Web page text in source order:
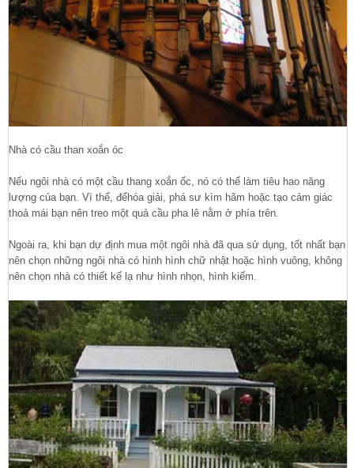
Nhà có cầu than xoắn óc
Nếu ngôi nhà có một cầu thang xoắn ốc, nó có thể làm tiêu hao năng
lượng của bạn. Vì thế, đểhóa giải, phá sư kìm hãm hoặc tạo cảm giác
thoả mái bạn nên treo một quả cầu pha lê nằm ở phía trên.
Ngoài ra, khi bạn dự định mua một ngôi nhà đã qua sử dụng, tốt nhất bạn
nên chọn những ngôi nhà có hình hình chữ nhật hoặc hình vuông, không
nên chọn nhà có thiết kế lạ như hình nhọn, hình kiếm.